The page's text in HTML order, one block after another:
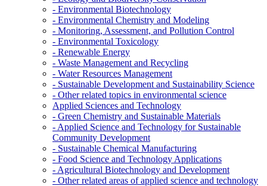
- Environmental Biotechnology
- Environmental Chemistry and Modeling
- Monitoring, Assessment, and Pollution Control
- Environmental Toxicology
- Renewable Energy
- Waste Management and Recycling
- Water Resources Management
- Sustainable Development and Sustainability Science
- Other related topics in environmental science
Applied Sciences and Technology
- Green Chemistry and Sustainable Materials
- Applied Science and Technology for Sustainable
Community Development
- Sustainable Chemical Manufacturing
- Food Science and Technology Applications
- Agricultural Biotechnology and Development
- Other related areas of applied science and technology